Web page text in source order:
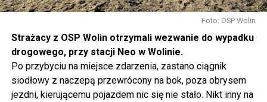
Foto: OSP Wolin
Strażacy z OSP Wolin otrzymali wezwanie do wypadku
drogowego, przy stacji Neo w Wolinie.
Po przybyciu na miejsce zdarzenia, zastano ciągnik
siodłowy z naczepą przewrócony na bok, poza obrysem
jezdni, kierującemu pojazdem nic się nie stało. Nikt inny na